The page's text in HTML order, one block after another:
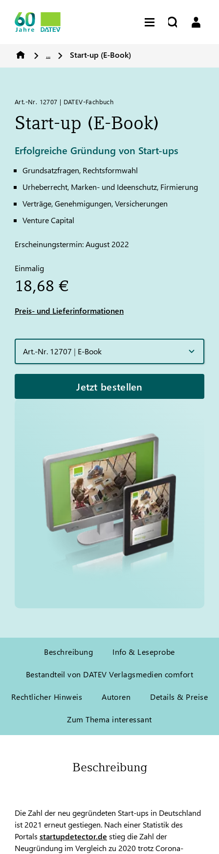
... Start-up (E-Book)
Art.-Nr. 12707 | DATEV-Fachbuch
Start-up (E-Book)
Erfolgreiche Gründung von Start-ups
Grundsatzfragen, Rechtsformwahl
Urheberrecht, Marken- und Ideenschutz, Firmierung
Verträge, Genehmigungen, Versicherungen
Venture Capital
Erscheinungstermin: August 2022
Einmalig
18,68 €
Preis- und Lieferinformationen
Art.-Nr. 12707 | E-Book
Jetzt bestellen
Beschreibung Info & Leseprobe
Bestandteil von DATEV Verlagsmedien comfort
Rechtlicher Hinweis Autoren Details & Preise
Zum Thema interessant
Beschreibung
Die Zahl der neu gegründeten Start-ups in Deutschland
ist 2021 erneut gestiegen. Nach einer Statistik des
Portals startupdetector.de stieg die Zahl der
Neugründung im Vergleich zu 2020 trotz Corona-